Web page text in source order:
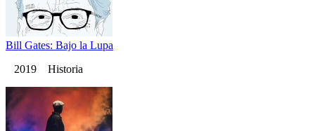
Bill Gates: Bajo la Lupa
2019 Historia